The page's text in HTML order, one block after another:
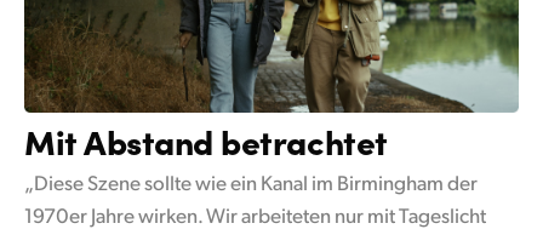
Mit Abstand betrachtet
„Diese Szene sollte wie ein Kanal im Birmingham der
1970er Jahre wirken. Wir arbeiteten nur mit Tageslicht